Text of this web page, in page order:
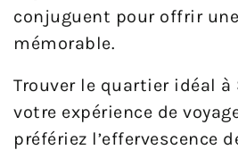
conjuguent pour offrir
mémorable.
Trouver le quartier idéal
votre expérience de
préfériez l’effervescence